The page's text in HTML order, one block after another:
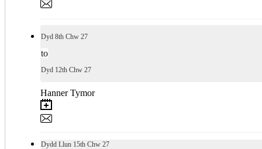
Dyd 8th Chw 27
to
Dyd 12th Chw 27
Hanner Tymor
Dydd Llun 15th Chw 27